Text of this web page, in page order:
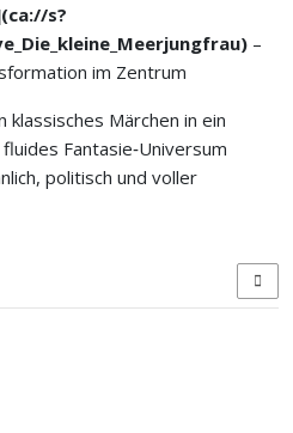
s?
–
im Zentrum
Märchen in ein
Fantasie‑Universum
politisch und voller